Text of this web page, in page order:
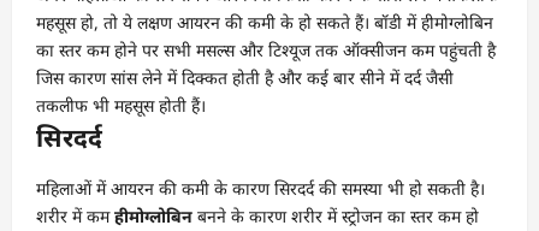
महसूस हो, तो ये लक्षण आयरन की कमी के हो सकते हैं। बॉडी में हीमोग्लोबिन
का स्तर कम होने पर सभी मसल्स और टिश्यूज तक ऑक्सीजन कम पहुंचती है
जिस कारण सांस लेने में दिक्कत होती है और कई बार सीने में दर्द जैसी
तकलीफ भी महसूस होती हैं।
सिरदर्द
महिलाओं में आयरन की कमी के कारण सिरदर्द की समस्या भी हो सकती है।
शरीर में कमहीमोग्लोबिन बनने के कारण शरीर में स्ट्रोजन का स्तर कम हो